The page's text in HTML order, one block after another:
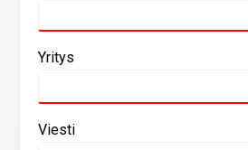
Yritys
Viesti